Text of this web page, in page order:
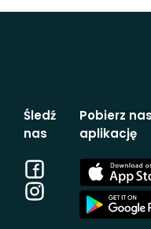
Śledź
nas
Facebook
Instagram
Pobierz
aplikację
App
Store
App
Store